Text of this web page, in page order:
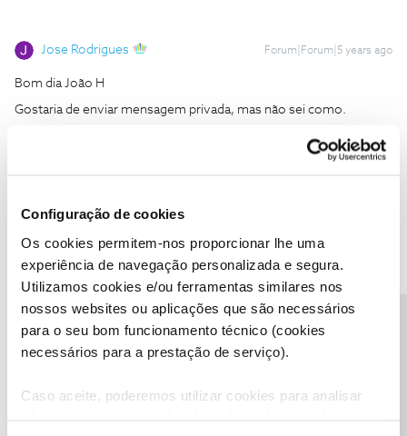
Configuração de cookies
Os cookies permitem-nos proporcionar lhe uma
experiência de navegação personalizada e segura.
Utilizamos cookies e/ou ferramentas similares nos
nossos websites ou aplicações que são necessários
para o seu bom funcionamento técnico (cookies
necessários para a prestação de serviço).
Caso aceite, poderemos utilizar cookies para analisar
Jose Rodrigues Forum|Forum|5 years ago
Bom dia João H
Gostaria de enviar mensagem privada, mas não sei como.
Se puder envie-me pf um endereço de email para que o possa
Bom dia, para enviar uma P/M para a moderação do Fórum, clique